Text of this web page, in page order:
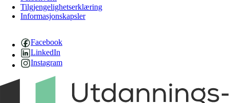
Tilgjengelighetserklæring
Informasjonskapsler
Facebook
LinkedIn
Instagram